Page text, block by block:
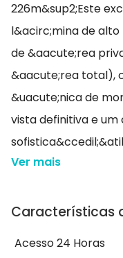
226m&sup2;Este
l&acirc;mina de
de &aacute;rea
&aacute;rea total),
&uacute;nica de
vista definitiva e
Ver mais
Características
Acesso 24 Horas